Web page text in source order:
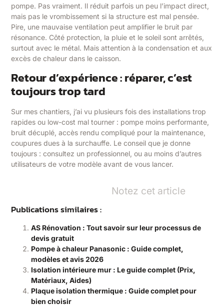
pompe. Pas vraiment. Il réduit parfois un peu l’impact direct,
mais pas le vrombissement si la structure est mal pensée.
Pire, une mauvaise ventilation peut amplifier le bruit par
résonance. Côté protection, la pluie et le soleil sont arrêtés,
surtout avec le métal. Mais attention à la condensation et aux
excès de chaleur dans le caisson.
Retour d’expérience : réparer, c’est
toujours trop tard
Sur mes chantiers, j’ai vu plusieurs fois des installations trop
rapides ou low-cost mal tourner : pompe moins performante,
bruit décuplé, accès rendu compliqué pour la maintenance,
coupures dues à la surchauffe. Le conseil que je donne
toujours : consultez un professionnel, ou au moins d’autres
utilisateurs de votre modèle avant de vous lancer.
Notez cet article
Publications similaires :
AS Rénovation : Tout savoir sur leur processus de
devis gratuit
Pompe à chaleur Panasonic : Guide complet,
modèles et avis 2026
Isolation intérieure mur : Le guide complet (Prix,
Matériaux, Aides)
Plaque isolation thermique : Guide complet pour
bien choisir